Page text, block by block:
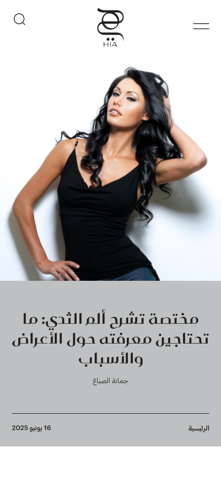
مختصة تشرح ألم الثدي: ما
تحتاجين معرفته حول الأعراض
والأسباب
جمانة الصباغ
Breadcrumb
الرئيسية 16 يونيو 2025